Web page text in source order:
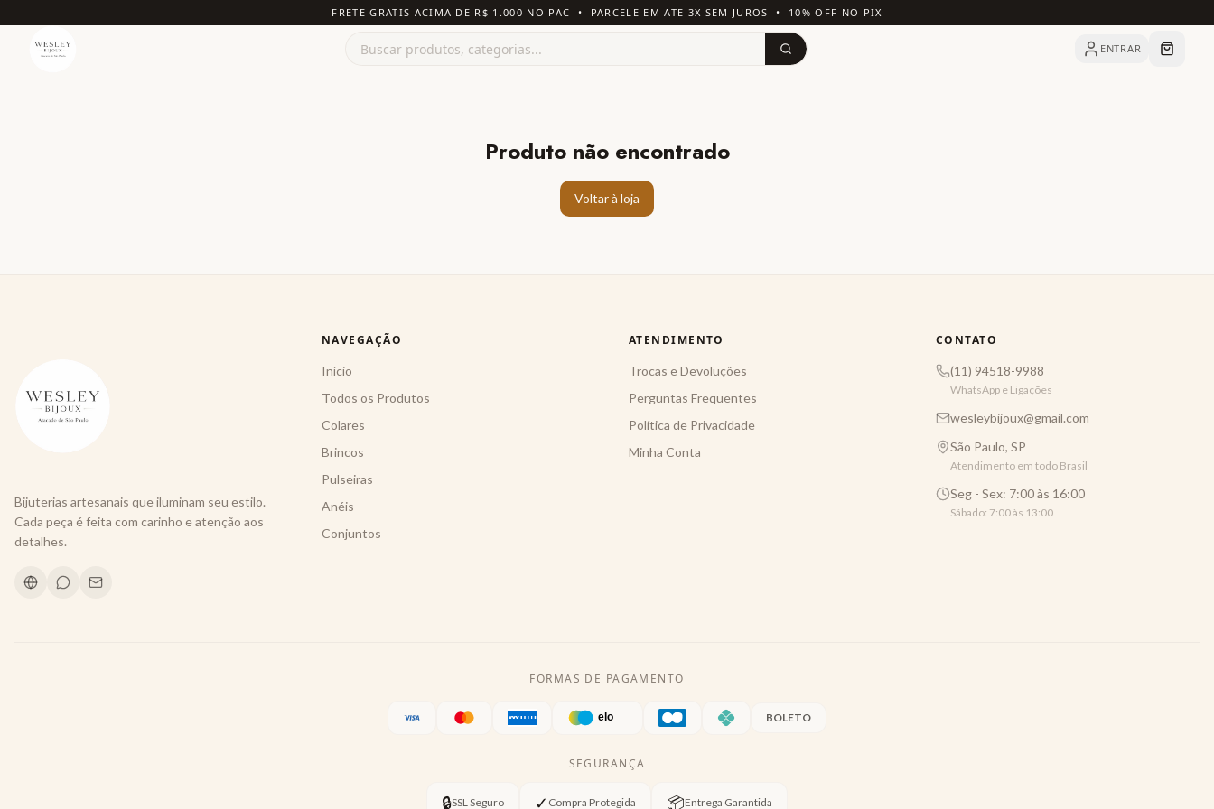
FRETE GRATIS ACIMA DE R$ 1.000 NO PAC • PARCELE EM ATE 3X SEM JUROS • 10% OFF NO PIX
ENTRAR
Produto não encontrado
Voltar à loja
Bijuterias artesanais que iluminam seu estilo.
Cada peça é feita com carinho e atenção aos
detalhes.
NAVEGAÇÃO
Início
Todos os Produtos
Colares
Brincos
Pulseiras
Anéis
Conjuntos
ATENDIMENTO
Trocas e Devoluções
Perguntas Frequentes
Política de Privacidade
Minha Conta
CONTATO
(11) 94518-9988
WhatsApp e Ligações
wesleybijoux@gmail.com
São Paulo, SP
Atendimento em todo Brasil
Seg - Sex: 7:00 às 16:00
Sábado: 7:00 às 13:00
FORMAS DE PAGAMENTO
BOLETO
SEGURANÇA
🔒SSL Seguro ✓ Compra Protegida 📦Entrega Garantida